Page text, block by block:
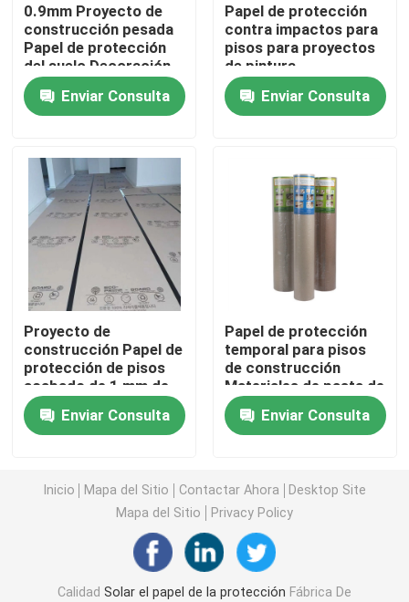
Pida una cita
Solar el papel de la protección
Protección del piso del papel de Kraft
Papel de revestimiento de suelos de la construcción
Papel de imprenta de la cartulina
Hojas que suelan impermeables
Revestimiento de suelos protector temporal
Cinta adhesiva respirable
Papel de rollo que embala
0.9mm Proyecto de
construcción pesada
Papel de protección
del suelo Decoración
Material de
protección del suelo
terminado
Enviar Consulta
Papel de protección
contra impactos para
pisos para proyectos
de pintura
Enviar Consulta
Proyecto de
construcción Papel de
protección de pisos
acabado de 1 mm de
espesor reciclable
Enviar Consulta
Papel de protección
temporal para pisos
de construcción
Materiales de pasta de
madera
Enviar Consulta
Inicio Mapa del Sitio Contactar Ahora
Desktop Site
Mapa del Sitio
Privacy Policy
Calidad Solar el papel de la protección Fábrica De